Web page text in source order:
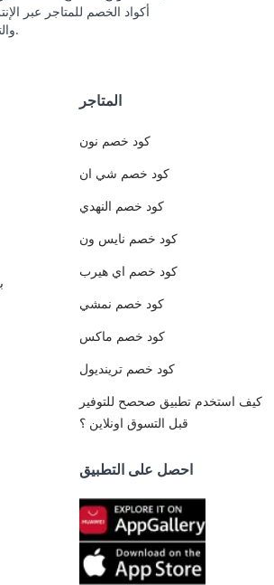
أكواد الخصم للمتاجر عبر
والتي يتم تحديثها باستمرار.
المتاجر
كود خصم نون
كود خصم شي ان
كود خصم النهدي
كود خصم نايس ون
كود خصم اي هيرب
كود خصم نمشي
كود خصم ماكس
كود خصم ترينديول
كيف استخدم تطبيق صحصح للتوفير
قبل التسوق اونلاين ؟
احصل على التطبيق